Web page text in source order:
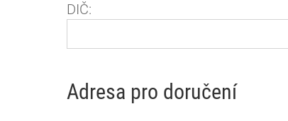
DIČ:
Adresa pro doručení